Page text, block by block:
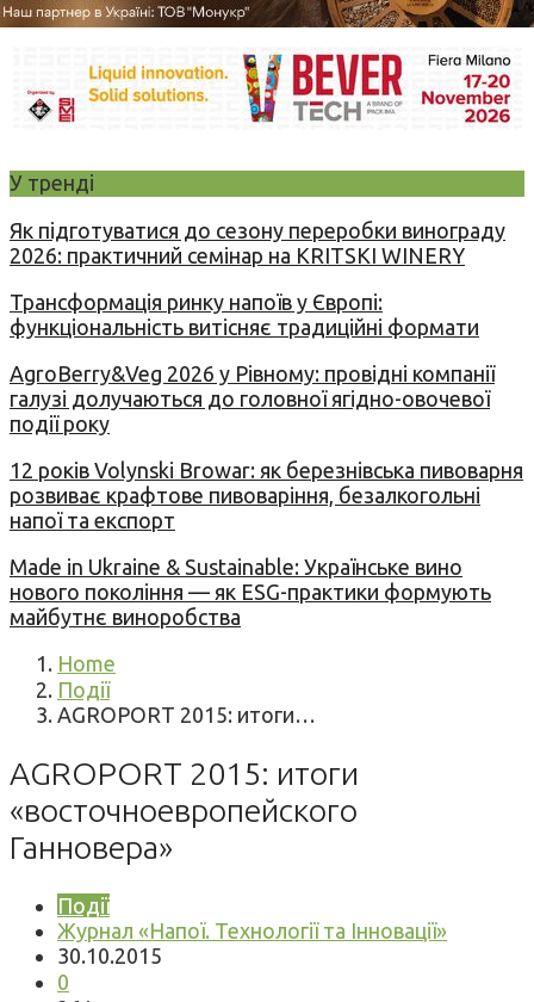
У тренді
Як підготуватися до сезону переробки винограду
2026: практичний семінар на KRITSKI WINERY
Трансформація ринку напоїв у Європі:
функціональність витісняє традиційні формати
AgroBerry&Veg 2026 у Рівному: провідні компанії
галузі долучаються до головної ягідно-овочевої
події року
12 років Volynski Browar: як березнівська пивоварня
розвиває крафтове пивоваріння, безалкогольні
напої та експорт
Made in Ukraine & Sustainable: Українське вино
нового покоління — як ESG-практики формують
майбутнє виноробства
Home
Події
AGROPORT 2015: итоги…
AGROPORT 2015: итоги
«восточноевропейского
Ганновера»
Події
Журнал «Напої. Технології та Інновації»
30.10.2015
0